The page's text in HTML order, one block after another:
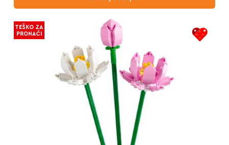
TEŠKO ZA
PRONAĆI